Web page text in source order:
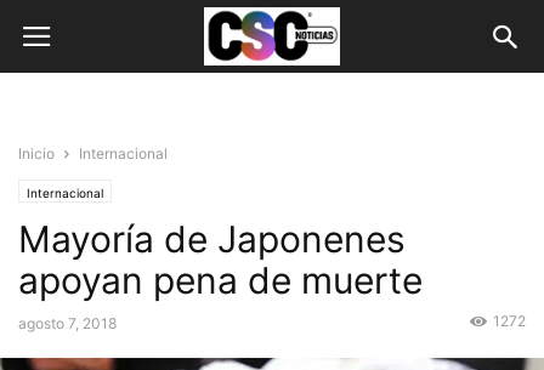
Inicio Internacional
Internacional
Mayoría de Japonenes
apoyan pena de muerte
agosto 7, 2018 1272